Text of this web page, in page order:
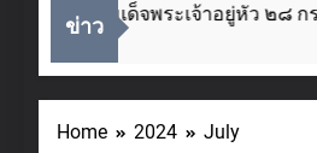
ข่าว
ระบาทสมเด็จพระเจ้าอยู่หัว ๒๘ กร
Home 2024 July